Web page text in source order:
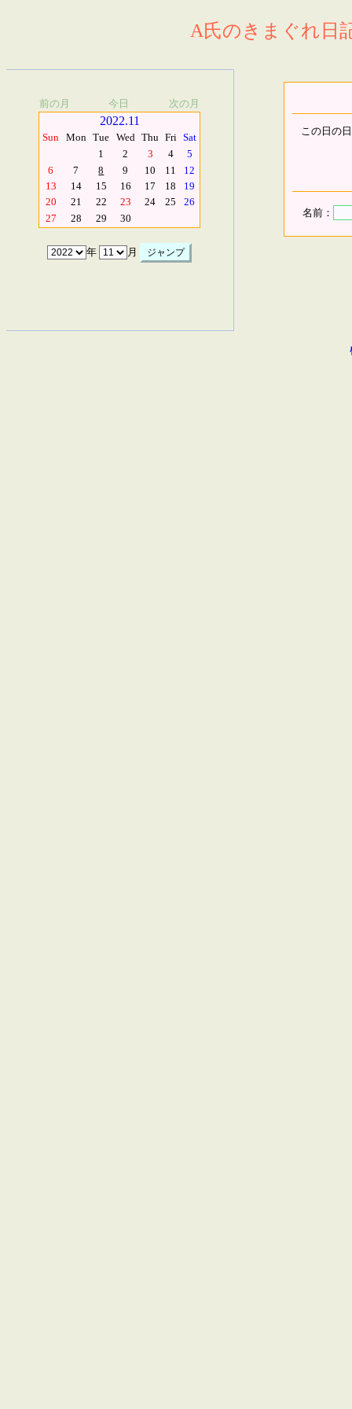
A氏のきまぐれ日
前の月 今日 次の月
2022.11
Sun Mon Tue Wed Thu Fri Sat
1
2 3 4
5
6
7 8 9 10 11
12
13
14 15 16 17 18
19
20
21 22 23 24 25
26
27
28 29 30
年 月
この日の
名前：